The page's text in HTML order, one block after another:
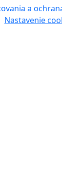
a
Nastavenie